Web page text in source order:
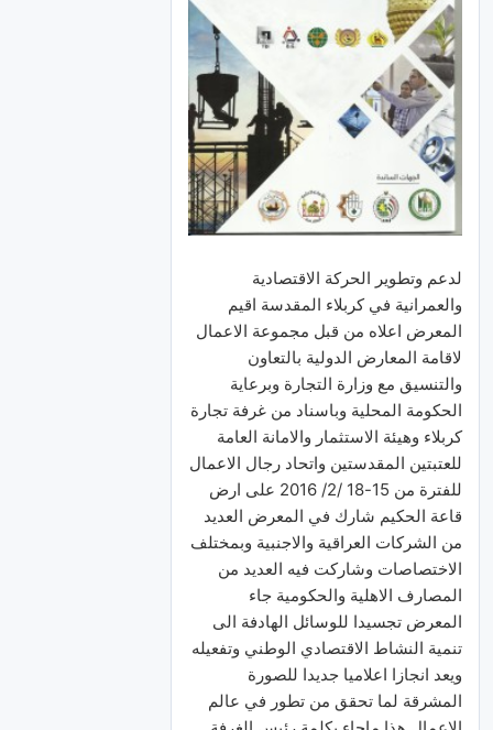
لدعم وتطوير الحركة الاقتصادية
والعمرانية في كربلاء المقدسة اقيم
المعرض اعلاه من قبل مجموعة الاعمال
لاقامة المعارض الدولية بالتعاون
والتنسيق مع وزارة التجارة وبرعاية
الحكومة المحلية وباسناد من غرفة تجارة
كربلاء وهيئة الاستثمار والامانة العامة
للعتبتين المقدستين واتحاد رجال الاعمال
للفترة من 15-18 /2/ 2016 على ارض
قاعة الحكيم شارك في المعرض العديد
من الشركات العراقية والاجنبية وبمختلف
الاختصاصات وشاركت فيه العديد من
المصارف الاهلية والحكومية جاء
المعرض تجسيدا للوسائل الهادفة الى
تنمية النشاط الاقتصادي الوطني وتفعيله
ويعد انجازا اعلاميا جديدا للصورة
المشرقة لما تحقق من تطور في عالم